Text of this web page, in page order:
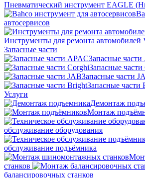
Пневматический инструмент EAGLE
автосервисов
Инструменты для ремонта автомобилей
Запасные части
Запасные части
Запасные части
Запасные части
Запасные части
Услуги
Демонтаж
Монтаж
обслуживание оборудования
обслуживание подъёмника
станков
балансировочных станков